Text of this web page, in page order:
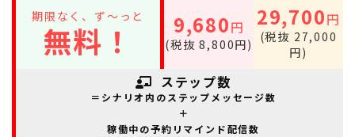
期限なく、ず～っと
無料！ 9,680円
(税抜 8,800円)
29,700円
(税抜 27,000
円)
ステップ数
＝シナリオ内のステップメッセージ数
＋
稼働中の予約リマインド配信数